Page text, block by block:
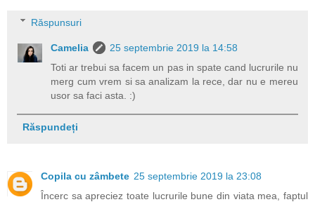
Răspunsuri
Camelia
25 septembrie 2019 la 14:58
Toti ar trebui sa facem un pas in spate cand lucrurile nu
merg cum vrem si sa analizam la rece, dar nu e mereu
usor sa faci asta. :)
Răspundeți
Copila cu zâmbete 25 septembrie 2019 la 23:08
Încerc sa apreciez toate lucrurile bune din viata mea, faptul